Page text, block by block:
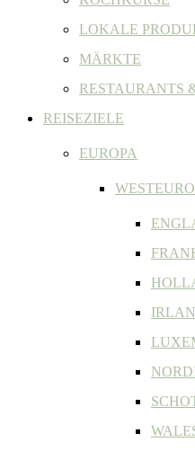
LOKALE
MÄRKTE
RESTAURANTS
REISEZIELE
EUROPA